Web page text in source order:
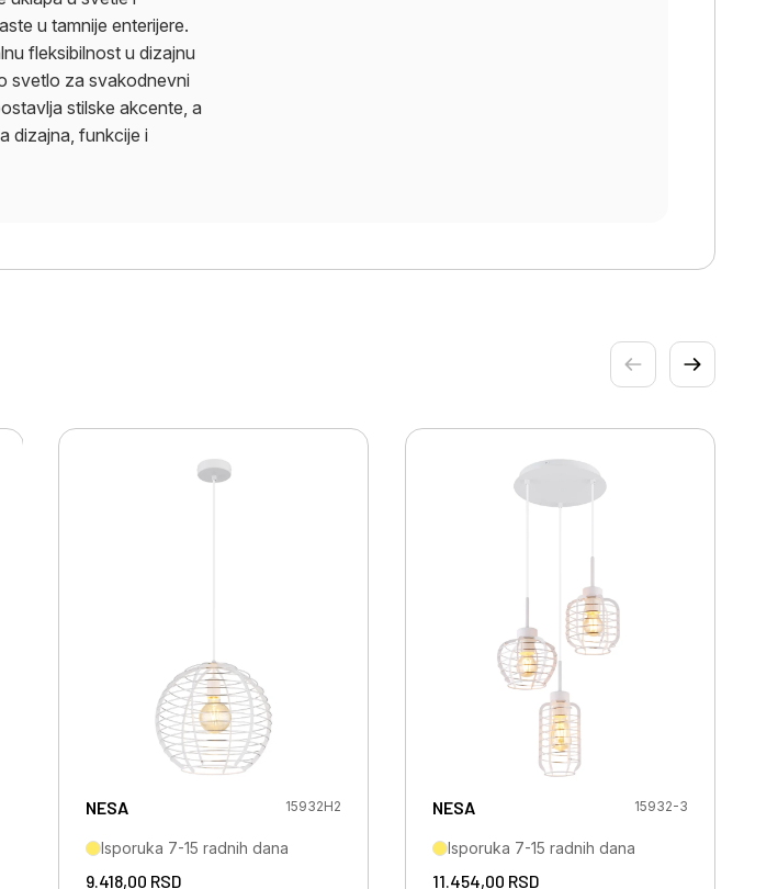
u tamnije enterijere.
fleksibilnost u dizajnu
svetlo za svakodnevni
stilske akcente, a
dizajna, funkcije i
NESA 15932H2
Isporuka 7-15 radnih dana
9.418,00 RSD
NESA 15932-3
Isporuka 7-15 radnih dana
11.454,00 RSD